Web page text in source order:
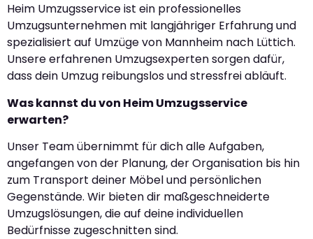
Heim Umzugsservice ist ein professionelles
Umzugsunternehmen mit langjähriger Erfahrung und
spezialisiert auf Umzüge von Mannheim nach Lüttich.
Unsere erfahrenen Umzugsexperten sorgen dafür,
dass dein Umzug reibungslos und stressfrei abläuft.
Was kannst du von Heim Umzugsservice
erwarten?
Unser Team übernimmt für dich alle Aufgaben,
angefangen von der Planung, der Organisation bis hin
zum Transport deiner Möbel und persönlichen
Gegenstände. Wir bieten dir maßgeschneiderte
Umzugslösungen, die auf deine individuellen
Bedürfnisse zugeschnitten sind.